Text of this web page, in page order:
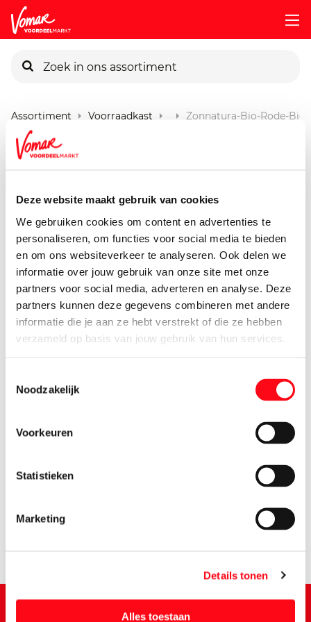
Deze website maakt gebruik van cookies
We gebruiken cookies om content en advertenties te
personaliseren, om functies voor social media te bieden
en om ons websiteverkeer te analyseren. Ook delen we
informatie over jouw gebruik van onze site met onze
partners voor social media, adverteren en analyse. Deze
partners kunnen deze gegevens combineren met andere
informatie die je aan ze hebt verstrekt of die ze hebben
verzameld op basis van jouw gebruik van hun services.
Noodzakelijk
Voorkeuren
Statistieken
Marketing
Details tonen
Alles toestaan
Pincode vergeten
Persoonlijk KIK-account
Assortiment Voorraadkast Zonnatura-Bio-Rode-
Zonnatura Rode Bietensap
3.39